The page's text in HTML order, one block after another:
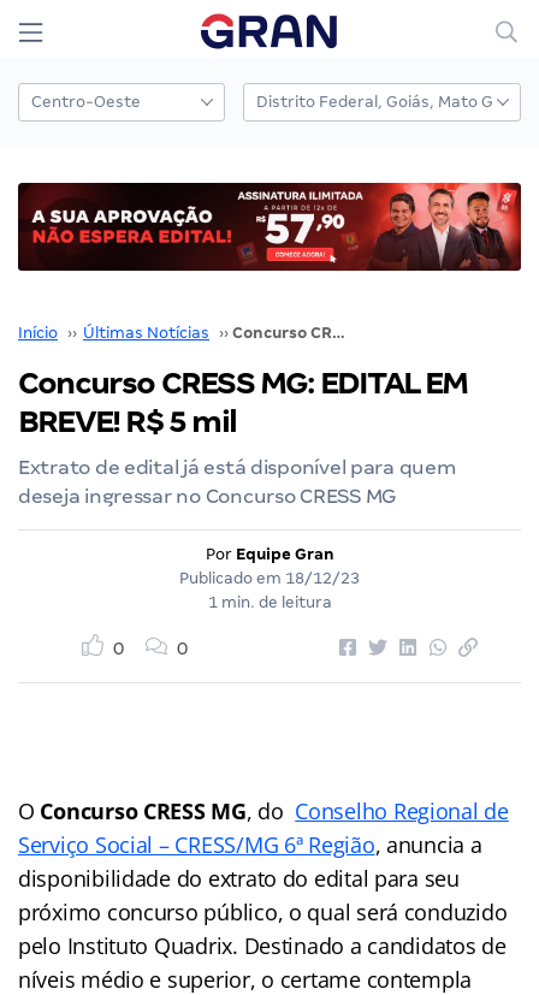
Início ›› Últimas Notícias ›› Concurso CRESS MG: EDITAL EM BREVE! R$ 5 mil
Concurso CRESS MG: EDITAL EM
BREVE! R$ 5 mil
Extrato de edital já está disponível para quem
deseja ingressar no Concurso CRESS MG
Por Equipe Gran
Publicado em 18/12/23
1 min. de leitura
0 0
O Concurso CRESS MG, do Conselho Regional de
Serviço Social – CRESS/MG 6ª Região, anuncia a
disponibilidade do extrato do edital para seu
próximo concurso público, o qual será conduzido
pelo Instituto Quadrix. Destinado a candidatos de
níveis médio e superior, o certame contempla